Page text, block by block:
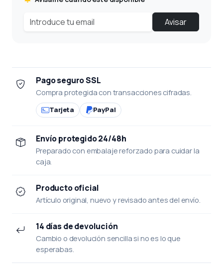
Avisar
Pago seguro SSL
Compra protegida con transacciones cifradas.
Tarjeta PayPal
Envío protegido 24/48h
Preparado con embalaje reforzado para cuidar la
caja.
Producto oficial
Artículo original, nuevo y revisado antes del envío.
14 días de devolución
Cambio o devolución sencilla si no es lo que
esperabas.